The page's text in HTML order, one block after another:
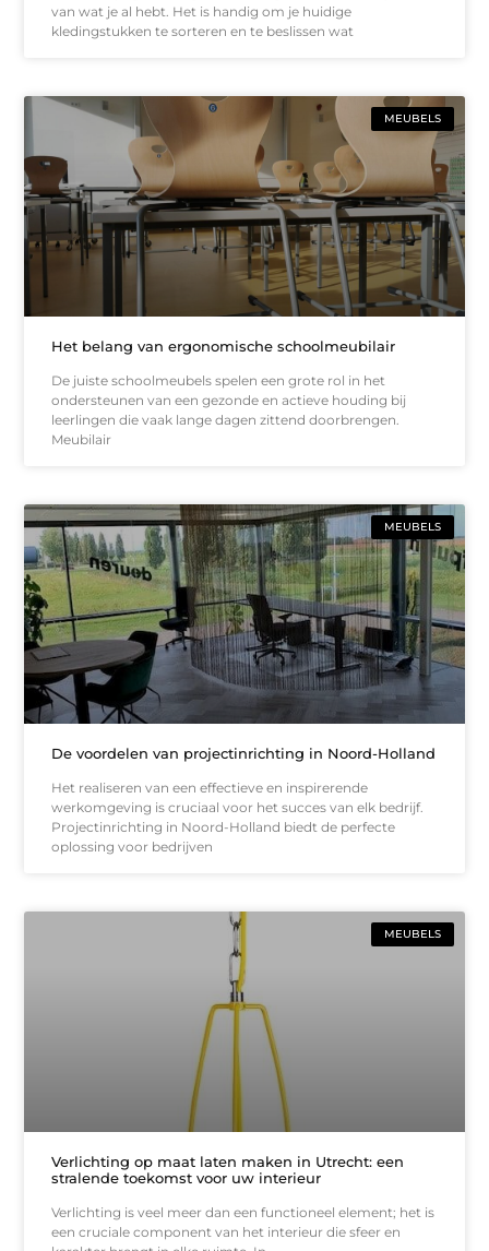
van wat je al hebt. Het is handig om je huidige
kledingstukken te sorteren en te beslissen wat
MEUBELS
Het belang van ergonomische schoolmeubilair
De juiste schoolmeubels spelen een grote rol in het
ondersteunen van een gezonde en actieve houding bij
leerlingen die vaak lange dagen zittend doorbrengen.
Meubilair
MEUBELS
De voordelen van projectinrichting in Noord-Holland
Het realiseren van een effectieve en inspirerende
werkomgeving is cruciaal voor het succes van elk bedrijf.
Projectinrichting in Noord-Holland biedt de perfecte
oplossing voor bedrijven
MEUBELS
Verlichting op maat laten maken in Utrecht: een
stralende toekomst voor uw interieur
Verlichting is veel meer dan een functioneel element; het is
een cruciale component van het interieur die sfeer en